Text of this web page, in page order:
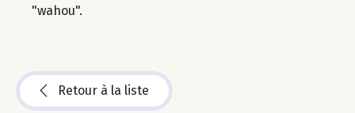
"wahou".
Retour à la liste